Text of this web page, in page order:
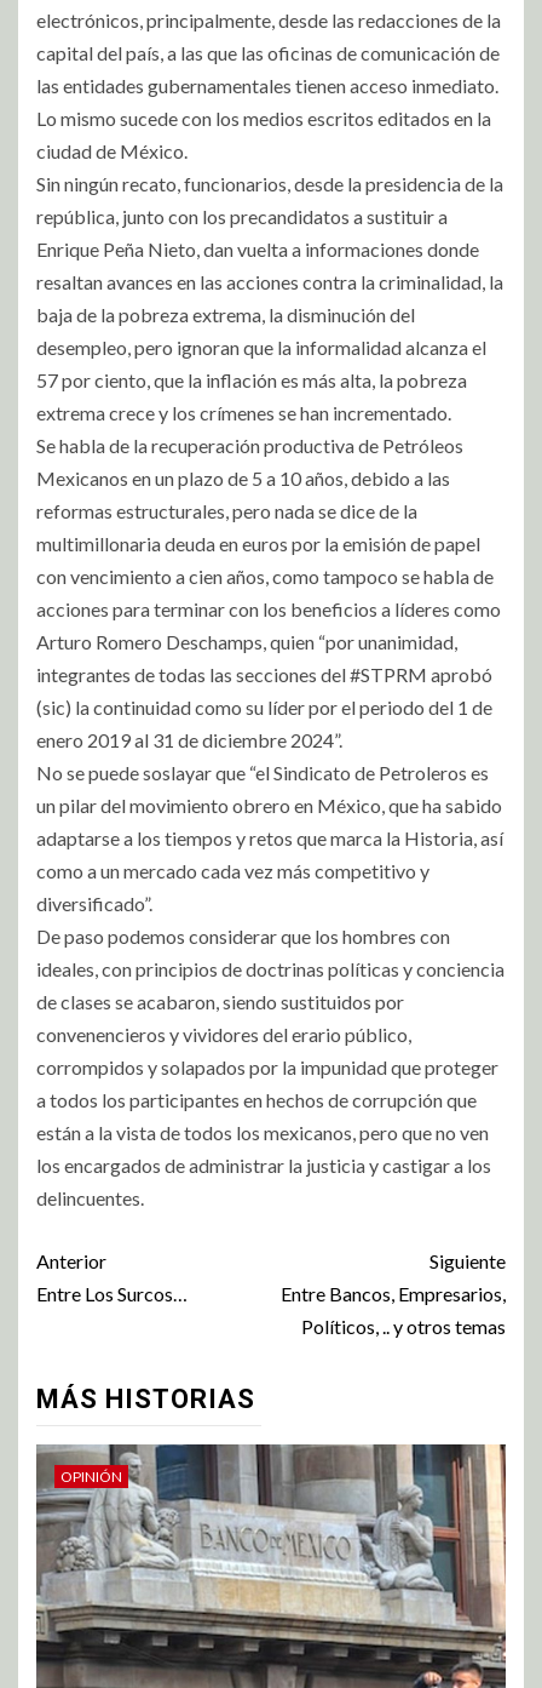
electrónicos, principalmente, desde las redacciones de la
capital del país, a las que las oficinas de comunicación de
las entidades gubernamentales tienen acceso inmediato.
Lo mismo sucede con los medios escritos editados en la
ciudad de México.
Sin ningún recato, funcionarios, desde la presidencia de la
república, junto con los precandidatos a sustituir a
Enrique Peña Nieto, dan vuelta a informaciones donde
resaltan avances en las acciones contra la criminalidad, la
baja de la pobreza extrema, la disminución del
desempleo, pero ignoran que la informalidad alcanza el
57 por ciento, que la inflación es más alta, la pobreza
extrema crece y los crímenes se han incrementado.
Se habla de la recuperación productiva de Petróleos
Mexicanos en un plazo de 5 a 10 años, debido a las
reformas estructurales, pero nada se dice de la
multimillonaria deuda en euros por la emisión de papel
con vencimiento a cien años, como tampoco se habla de
acciones para terminar con los beneficios a líderes como
Arturo Romero Deschamps, quien “por unanimidad,
integrantes de todas las secciones del #STPRM aprobó
(sic) la continuidad como su líder por el periodo del 1 de
enero 2019 al 31 de diciembre 2024”.
No se puede soslayar que “el Sindicato de Petroleros es
un pilar del movimiento obrero en México, que ha sabido
adaptarse a los tiempos y retos que marca la Historia, así
como a un mercado cada vez más competitivo y
diversificado”.
De paso podemos considerar que los hombres con
ideales, con principios de doctrinas políticas y conciencia
de clases se acabaron, siendo sustituidos por
convenencieros y vividores del erario público,
corrompidos y solapados por la impunidad que proteger
a todos los participantes en hechos de corrupción que
están a la vista de todos los mexicanos, pero que no ven
los encargados de administrar la justicia y castigar a los
delincuentes.
Anterior
Entre Los Surcos…
Siguiente
Entre Bancos, Empresarios,
Políticos, .. y otros temas
MÁS HISTORIAS
OPINIÓN